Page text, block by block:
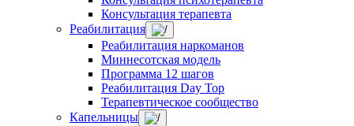
Консультация терапевта
Реабилитация
Реабилитация наркоманов
Миннесотская модель
Программа 12 шагов
Реабилитация Day Top
Терапевтическое сообщество
Капельницы